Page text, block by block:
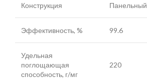
Конструкция Панельный
Эффективность, % 99.6
Удельная
поглощающая
способность, г/мг
220